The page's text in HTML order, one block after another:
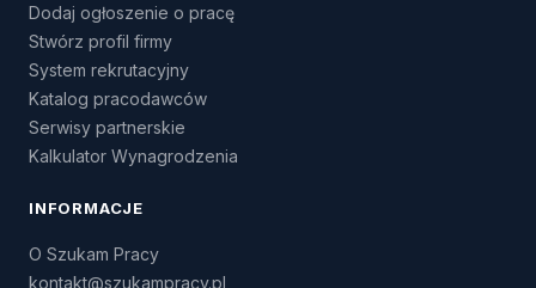
Dodaj ogłoszenie o pracę
Stwórz profil firmy
System rekrutacyjny
Katalog pracodawców
Serwisy partnerskie
Kalkulator Wynagrodzenia
INFORMACJE
O Szukam Pracy
kontakt@szukampracy.pl